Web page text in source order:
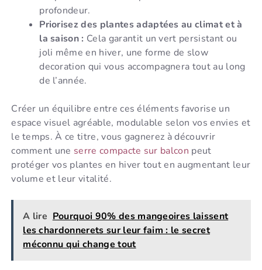
profondeur.
Priorisez des plantes adaptées au climat et à
la saison : Cela garantit un vert persistant ou
joli même en hiver, une forme de slow
decoration qui vous accompagnera tout au long
de l’année.
Créer un équilibre entre ces éléments favorise un
espace visuel agréable, modulable selon vos envies et
le temps. À ce titre, vous gagnerez à découvrir
comment une serre compacte sur balcon peut
protéger vos plantes en hiver tout en augmentant leur
volume et leur vitalité.
A lire Pourquoi 90% des mangeoires laissent
les chardonnerets sur leur faim : le secret
méconnu qui change tout